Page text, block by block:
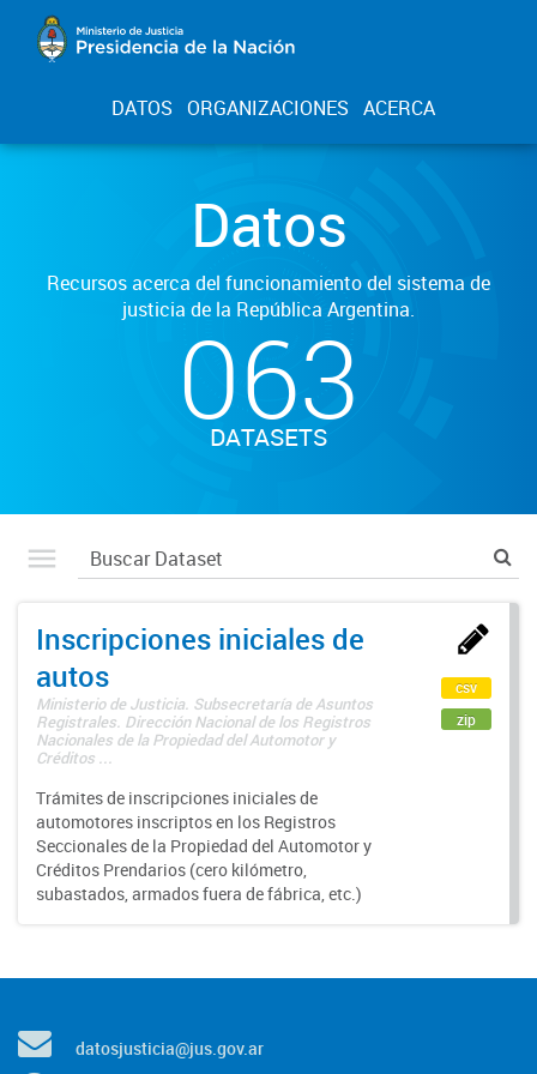
DATOS ORGANIZACIONES ACERCA
Datos
Recursos acerca del funcionamiento del sistema de
justicia de la República Argentina.
063
DATASETS
Inscripciones iniciales de
autos
Ministerio de Justicia. Subsecretaría de Asuntos
Registrales. Dirección Nacional de los Registros
Nacionales de la Propiedad del Automotor y
Créditos ...
Trámites de inscripciones iniciales de
automotores inscriptos en los Registros
Seccionales de la Propiedad del Automotor y
Créditos Prendarios (cero kilómetro,
subastados, armados fuera de fábrica, etc.)
csv
zip
datosjusticia@jus.gov.ar